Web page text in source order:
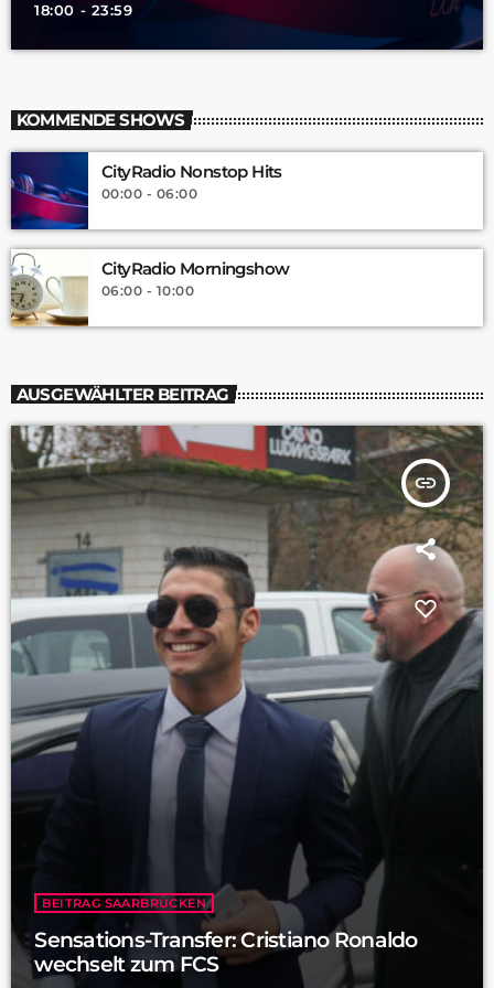
18:00 - 23:59
KOMMENDE SHOWS
CityRadio Nonstop Hits
00:00 - 06:00
CityRadio Morningshow
06:00 - 10:00
AUSGEWÄHLTER BEITRAG
insert_link
BEITRAG SAARBRÜCKEN
Sensations-Transfer: Cristiano Ronaldo
wechselt zum FCS